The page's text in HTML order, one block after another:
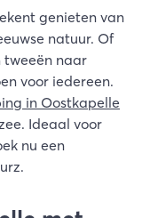
genieten van
natuur. Of
tweeën naar
voor iedereen.
in Oostkapelle
Ideaal voor
nu een